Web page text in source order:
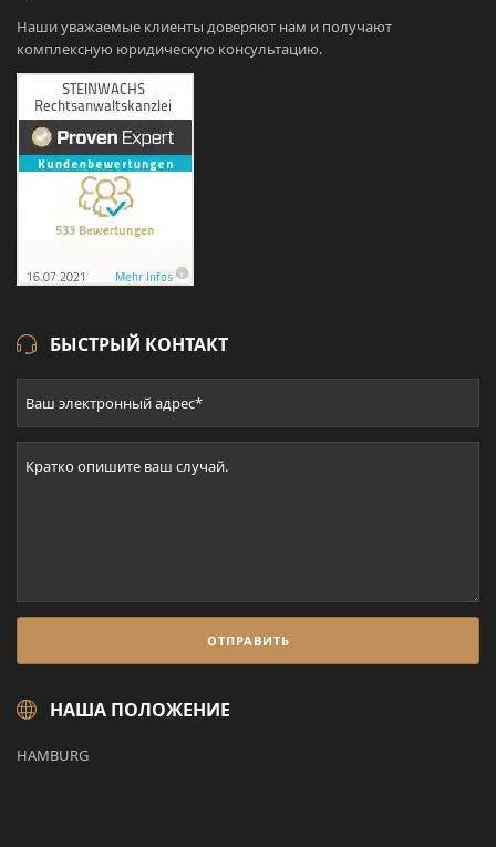
Наши уважаемые клиенты доверяют нам и получают
комплексную юридическую консультацию.
БЫСТРЫЙ КОНТАКТ
НАША ПОЛОЖЕНИЕ
HAMBURG